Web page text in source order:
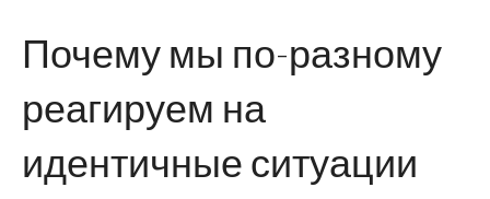
Почему мы по-разному
реагируем на
идентичные ситуации